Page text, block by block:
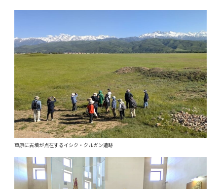
草原に古墳が点在するイシク・クルガン遺跡